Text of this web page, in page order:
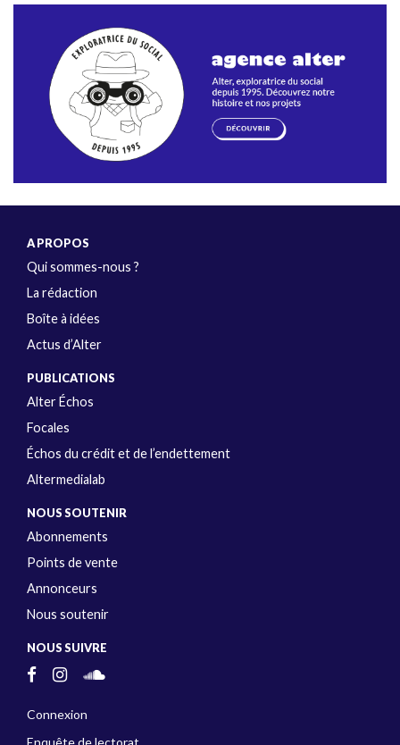
A PROPOS
Qui sommes-nous ?
La rédaction
Boîte à idées
Actus d’Alter
PUBLICATIONS
Alter Échos
Focales
Échos du crédit et de l’endettement
Altermedialab
NOUS SOUTENIR
Abonnements
Points de vente
Annonceurs
Nous soutenir
NOUS SUIVRE
Connexion
Enquête de lectorat